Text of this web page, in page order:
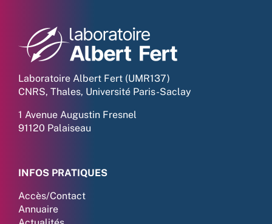
Laboratoire Albert Fert (UMR137)
CNRS, Thales, Université Paris-Saclay
1 Avenue Augustin Fresnel
91120 Palaiseau
INFOS PRATIQUES
Accès/Contact
Annuaire